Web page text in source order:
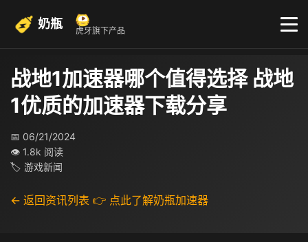
奶瓶 虎牙旗下产品
战地1加速器哪个值得选择 战地
1优质的加速器下载分享
📅 06/21/2024
👁 1.8k 阅读
🏷 游戏新闻
← 返回资讯列表 👉 点此了解奶瓶加速器